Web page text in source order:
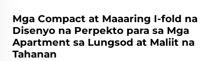
Mga Compact at Maaaring I-fold na
Disenyo na Perpekto para sa Mga
Apartment sa Lungsod at Maliit na
Tahanan